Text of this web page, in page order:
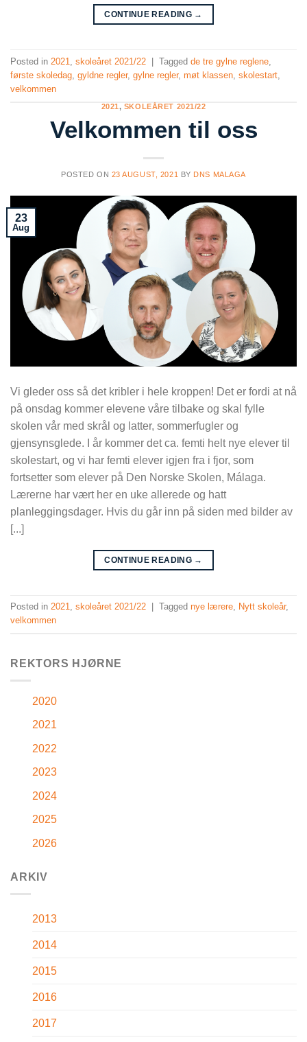
CONTINUE READING →
Posted in 2021 skoleåret 2021/22 Tagged de tre gylne reglene
første skoledag gyldne regler, gylne regler, møt klassen skolestart
velkommen
2021, SKOLEÅRET 2021/22
Velkommen til oss
POSTED ON 23 AUGUST, 2021 BY DNS MALAGA
23
Aug
Vi gleder oss så det kribler i hele kroppen! Det er fordi at nå
på onsdag kommer elevene våre tilbake og skal fylle
skolen vår med skrål og latter, sommerfugler og
gjensynsglede. I år kommer det ca. femti helt nye elever til
skolestart, og vi har femti elever igjen fra i fjor, som
fortsetter som elever på Den Norske Skolen, Málaga.
Lærerne har vært her en uke allerede og hatt
planleggingsdager. Hvis du går inn på siden med bilder av
[...]
CONTINUE READING →
Posted in 2021, skoleåret 2021/22 Tagged nye lærere, Nytt skoleår,
velkommen
REKTORS HJØRNE
2020
2021
2022
2023
2024
2025
2026
ARKIV
2013
2014
2015
2016
2017